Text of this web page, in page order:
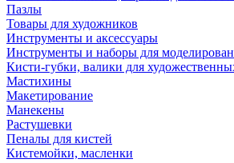
Пазлы
Товары для художников
Инструменты и аксессуары
Инструменты и наборы для
Кисти-губки, валики для
Мастихины
Макетирование
Манекены
Растушевки
Пеналы для кистей
Кистемойки, масленки